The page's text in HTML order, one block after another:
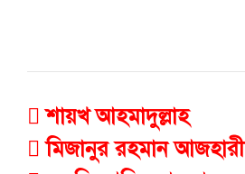
 শায়খ আহমাদুল্লাহ
 মিজানুর রহমান আজহারী